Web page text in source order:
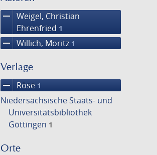
remove Weigel, Christian
Ehrenfried 1
remove Willich, Moritz 1
Verlage
remove Röse 1
Niedersächsische Staats- und
Universitätsbibliothek
Göttingen 1
Orte